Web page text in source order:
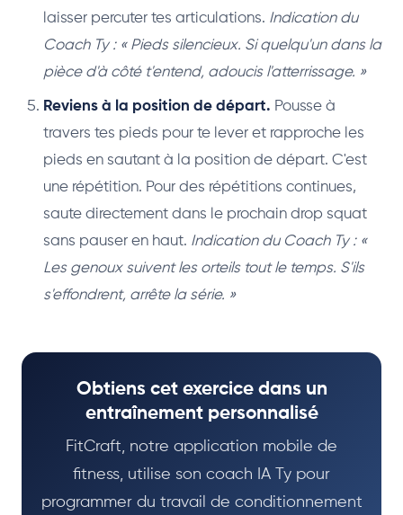
laisser percuter tes articulations. Indication du
Coach Ty : « Pieds silencieux. Si quelqu'un dans la
pièce d'à côté t'entend, adoucis l'atterrissage. »
Reviens à la position de départ. Pousse à
travers tes pieds pour te lever et rapproche les
pieds en sautant à la position de départ. C'est
une répétition. Pour des répétitions continues,
saute directement dans le prochain drop squat
sans pauser en haut. Indication du Coach Ty : «
Les genoux suivent les orteils tout le temps. S'ils
s'effondrent, arrête la série. »
Obtiens cet exercice dans un
entraînement personnalisé
FitCraft, notre application mobile de
fitness, utilise son coach IA Ty pour
programmer du travail de conditionnement